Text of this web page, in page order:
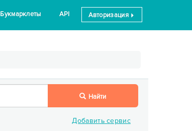
Букмарклеты API Авторизация
Найти
Добавить сервис